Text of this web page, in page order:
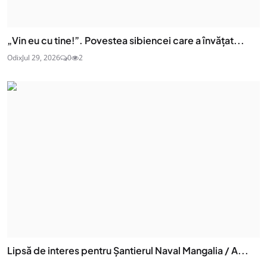
„Vin eu cu tine!”. Povestea sibiencei care a învățat...
OdixJul 29, 2026 0 2
Lipsă de interes pentru Șantierul Naval Mangalia / A...